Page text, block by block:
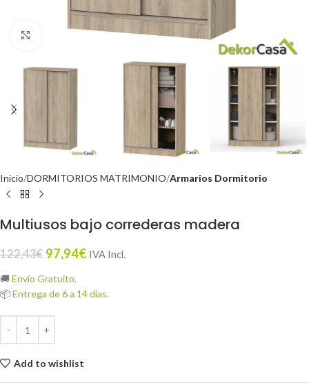
Click to enlarge
Inicio DORMITORIOS MATRIMONIO Armarios Dormitorio
Multiusos bajo correderas madera
122,43€ 97,94€ IVA Incl.
🚚 Envío Gratuito.
📦Entrega de 6 a 14 días.
Add to wishlist